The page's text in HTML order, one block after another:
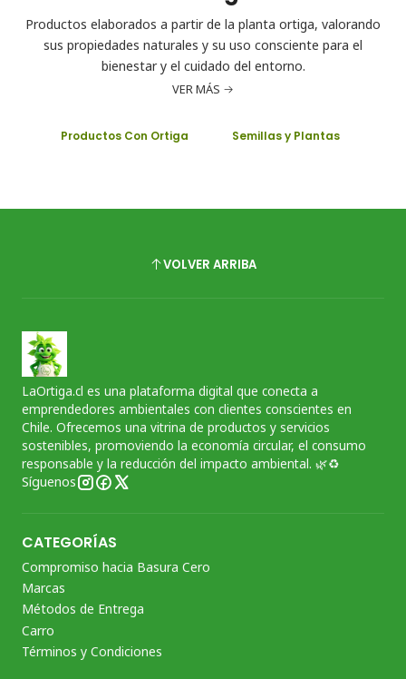
Productos elaborados a partir de la planta ortiga, valorando
sus propiedades naturales y su uso consciente para el
bienestar y el cuidado del entorno.
VER MÁS
Productos Con Ortiga Semillas y Plantas
VOLVER ARRIBA
LaOrtiga.cl es una plataforma digital que conecta a
emprendedores ambientales con clientes conscientes en
Chile. Ofrecemos una vitrina de productos y servicios
sostenibles, promoviendo la economía circular, el consumo
responsable y la reducción del impacto ambiental. 🌿♻️
Síguenos
CATEGORÍAS
Compromiso hacia Basura Cero
Marcas
Métodos de Entrega
Carro
Términos y Condiciones